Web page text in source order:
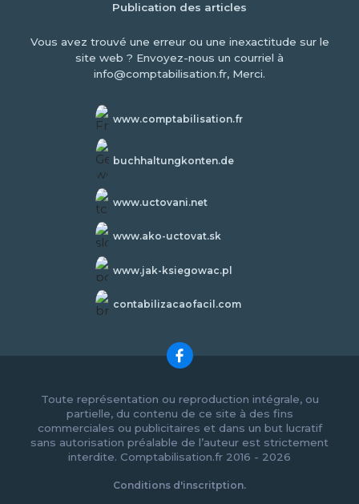
Publication des articles
Vous avez trouvé une erreur ou une inexactitude sur le
site web ? Envoyez-nous un courriel à
info@comptabilisation.fr, Merci.
www.comptabilisation.fr
buchhaltungkonten.de
www.uctovani.net
www.ako-uctovat.sk
www.jak-ksiegowac.pl
contabilizacaofacil.com
Toute représentation ou reproduction intégrale, ou
partielle, du contenu de ce site à des fins
commerciales ou publicitaires et dans un but lucratif
sans autorisation préalable de l’auteur est strictement
interdite. Comptabilisation.fr 2016 - 2026
Conditions d'inscritption.